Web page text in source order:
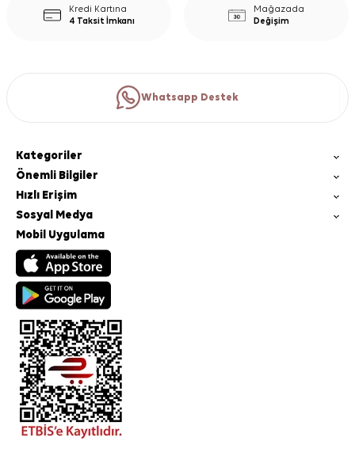
Kredi Kartına
4 Taksit İmkanı
Mağazada
Değişim
Whatsapp Destek
Kategoriler
Önemli Bilgiler
Hızlı Erişim
Sosyal Medya
Mobil Uygulama